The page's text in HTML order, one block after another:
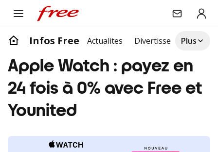
Infos Free Actualites DivertissementPlus
Apple Watch : payez en
24 fois à 0% avec Free et
Younited